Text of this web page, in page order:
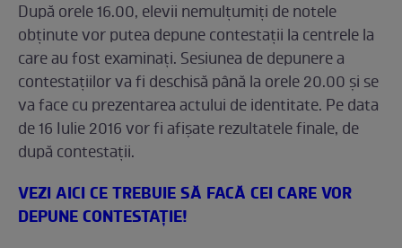
După orele 16.00, elevii nemulţumiţi de notele
obţinute vor putea depune contestaţii la centrele la
care au fost examinaţi. Sesiunea de depunere a
contestaţiilor va fi deschisă până la orele 20.00 şi se
va face cu prezentarea actului de identitate. Pe data
de 16 Iulie 2016 vor fi afişate rezultatele finale, de
după contestaţii.
VEZI AICI CE TREBUIE SĂ FACĂ CEI CARE VOR
DEPUNE CONTESTAŢIE!